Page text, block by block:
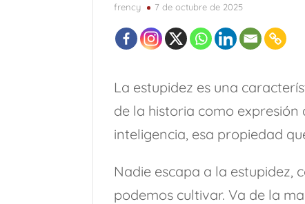
frency 7 de octubre de 2025
La estupidez es una
de la historia como
inteligencia, esa propiedad
Nadie escapa a la estupidez,
podemos cultivar. Va de la